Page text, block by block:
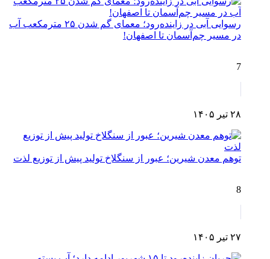
رسوایی آبی در زاینده‌رود؛ معمای گم شدن ۲۵ مترمکعب آب
در مسیر چم‌آسمان تا اصفهان!
7
۲۸ تیر ۱۴۰۵
توهم معدن شیرین؛ عبور از سنگلاخ تولید پیش از توزیع لذت
8
۲۷ تیر ۱۴۰۵